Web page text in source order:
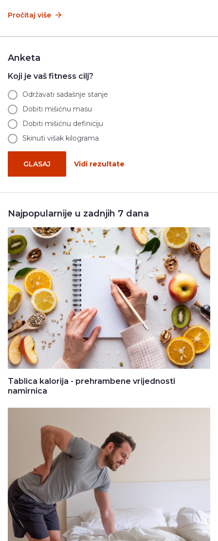
Pročitaj više
Anketa
Koji je vaš fitness cilj?
Održavati sadašnje stanje
Dobiti mišićnu masu
Dobiti mišićnu definiciju
Skinuti višak kilograma
GLASAJ Vidi rezultate
Najpopularnije u zadnjih 7 dana
Tablica kalorija - prehrambene vrijednosti
namirnica